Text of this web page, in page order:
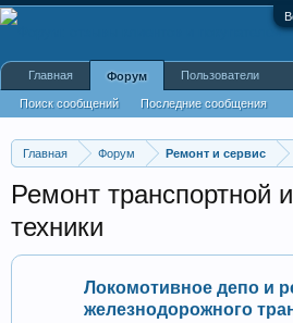
Главная Форум Ремонт и сервис
Ремонт транспортной
техники
Локомотивное депо и
железнодорожного
Главная Форум
Поиск сообщений Последние сообщения
Пользователи